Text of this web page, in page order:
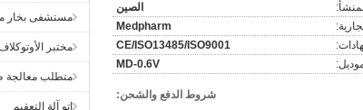
مستشفى بخار
مختبر
متطلب معالجة
إتو آلة التعقيم
الصين
Medpharm
CE/ISO13485/ISO9001
MD-0.6V
شروط الدفع والشحن: